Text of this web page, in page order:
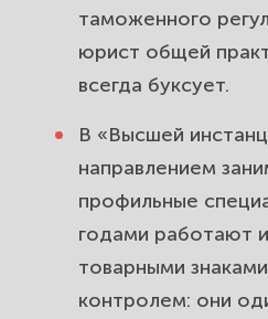
крупной суммы.
Срок действия
бренда не
Действия
происходит
таможенного
юрист общей
всегда буксует.
В «Высшей
направлением
профильные
годами работают
товарными
контролем: они